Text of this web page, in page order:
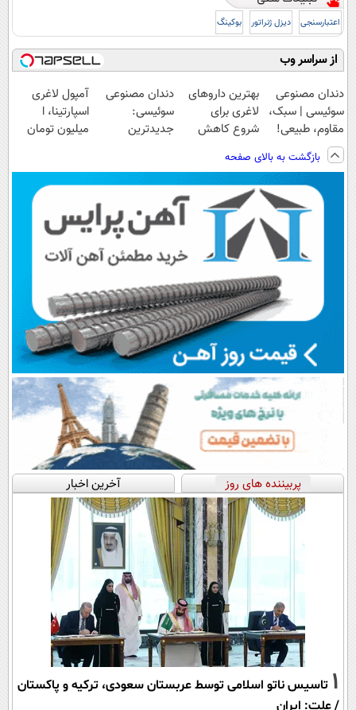
اعتبارسنجی دیزل ژنراتور بوکینگ
از سراسر وب
دندان مصنوعی
سوئیسی | سبک،
مقاوم، طبیعی!
ویزیت
رایگان+پرداخت
اقساطی😍
بهترین داروهای
لاغری برای
شروع کاهش
داروخانه های
نزدیکت!
دندان مصنوعی
سوئیسی:
جدیدترین
پرداخت قسطی
آمپول لاغری
اسپارتینا، ا
میلیون تومان
بازگشت به بالای صفحه
پربیننده های روز آخرین اخبار
1 تاسیس ناتو اسلامی توسط عربستان سعودی، ترکیه و پاکستان
/ علت: ایران